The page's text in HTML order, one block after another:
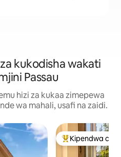
kukodisha wakati
Passau
hizi za kukaa zimepewa
wa mahali, usafi na zaidi.
Kipendwa
Kipendwa cha